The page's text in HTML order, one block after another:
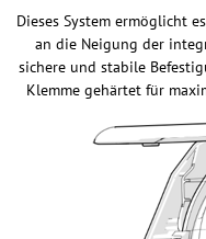
Dieses System ermöglicht
an die Neigung der
sichere und stabile
Klemme gehärtet für